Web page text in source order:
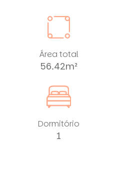
Área total
56.42m²
Dormitório
1